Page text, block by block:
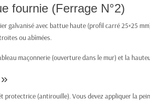
fournie (Ferrage N°2)
galvanisé avec battue haute (profil carré 25×25
ou abîmées.
maçonnerie (ouverture dans le mur) et la
protectrice (antirouille). Vous devez appliquer la